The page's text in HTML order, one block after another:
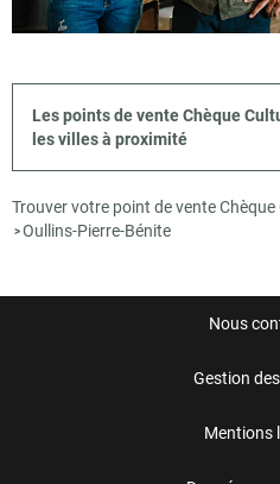
Les points de vente Chèque
les villes à proximité
Trouver votre point de vente
>Oullins-Pierre-Bénite
Nous
Gestion
Mentions